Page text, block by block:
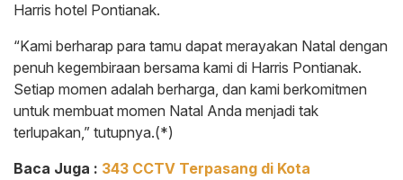
Harris hotel Pontianak.
“Kami berharap para tamu dapat merayakan Natal dengan
penuh kegembiraan bersama kami di Harris Pontianak.
Setiap momen adalah berharga, dan kami berkomitmen
untuk membuat momen Natal Anda menjadi tak
terlupakan,” tutupnya.(*)
Baca Juga : 343 CCTV Terpasang di Kota